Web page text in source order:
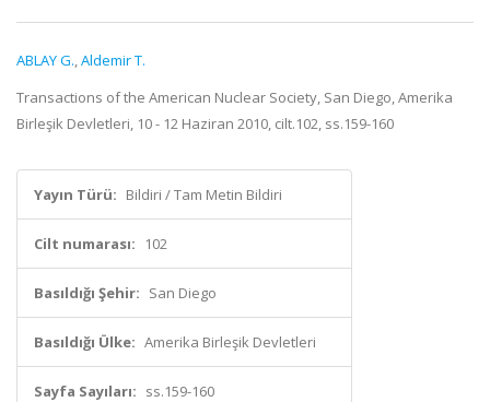
ABLAY G.,Aldemir T.
Transactions of the American Nuclear Society, San Diego, Amerika
Birleşik Devletleri, 10 - 12 Haziran 2010, cilt.102, ss.159-160
Yayın Türü: Bildiri / Tam Metin Bildiri
Cilt numarası: 102
Basıldığı Şehir: San Diego
Basıldığı Ülke: Amerika Birleşik Devletleri
Sayfa Sayıları: ss.159-160